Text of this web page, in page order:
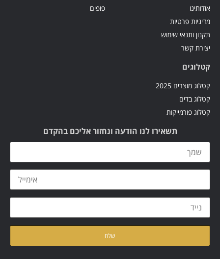
אודותינו
מדיניות פרטיות
תקנון ותנאי שימוש
יצירת קשר
פופים
קטלוגים
קטלוג מוצרים 2025
קטלוג בדים
קטלוג פורמייקות
תשאירו לנו הודעה ונחזור אליכם בהקדם